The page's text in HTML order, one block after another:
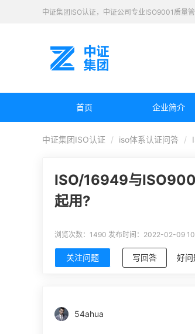
中证集团ISO认证，中证公司专业ISO9001质量
首页 企业简介
中证集团ISO认证 iso体系认证问答
ISO/16949与
起用?
浏览次数：1490 发布时间：2022-02-09
关注问题 写回答 好问
54ahua